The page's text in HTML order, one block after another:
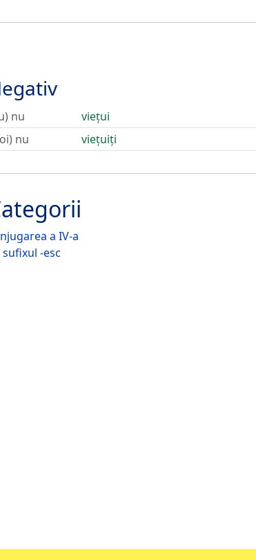
nu
viețui
nu
viețuiți
a IV-a
sufixul -esc